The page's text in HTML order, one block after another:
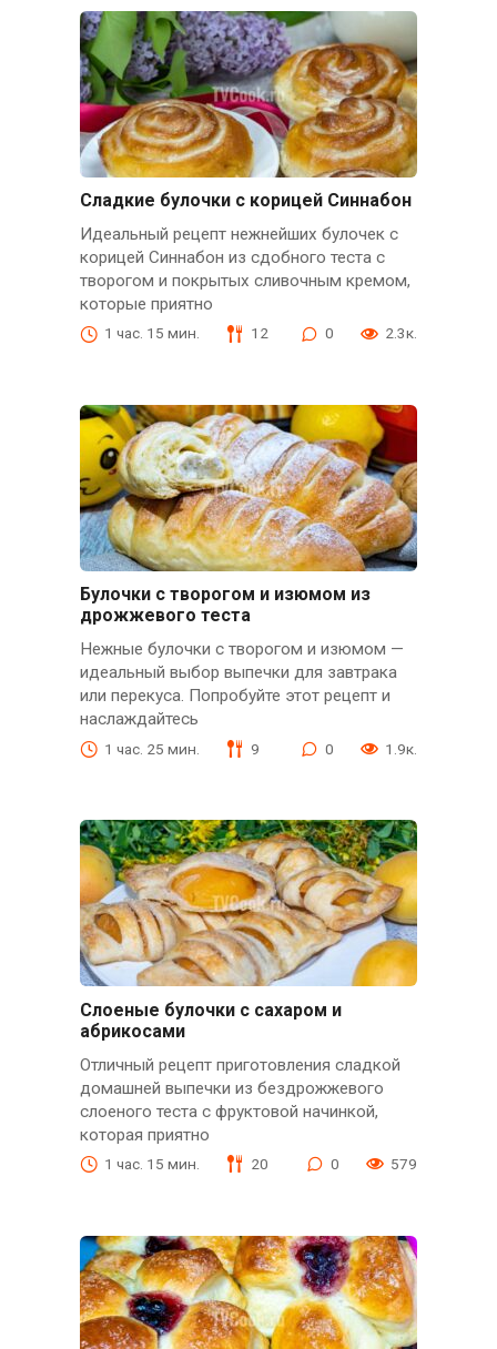
Сладкие булочки с корицей Синнабон
Идеальный рецепт нежнейших булочек с
корицей Синнабон из сдобного теста с
творогом и покрытых сливочным кремом,
которые приятно
1 час. 15 мин. 12 0 2.3к.
Булочки с творогом и изюмом из
дрожжевого теста
Нежные булочки с творогом и изюмом —
идеальный выбор выпечки для завтрака
или перекуса. Попробуйте этот рецепт и
наслаждайтесь
1 час. 25 мин. 9 0 1.9к.
Слоеные булочки с сахаром и
абрикосами
Отличный рецепт приготовления сладкой
домашней выпечки из бездрожжевого
слоеного теста с фруктовой начинкой,
которая приятно
1 час. 15 мин. 20 0 579